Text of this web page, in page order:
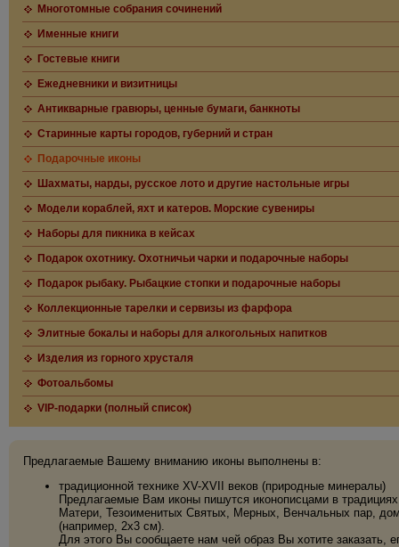
Многотомные собрания сочинений
Именные книги
Гостевые книги
Ежедневники и визитницы
Антикварные гравюры, ценные бумаги, банкноты
Старинные карты городов, губерний и стран
Подарочные иконы
Шахматы, нарды, русское лото и другие настольные игры
Модели кораблей, яхт и катеров. Морские сувениры
Наборы для пикника в кейсах
Подарок охотнику. Охотничьи чарки и подарочные наборы
Подарок рыбаку. Рыбацкие стопки и подарочные наборы
Коллекционные тарелки и сервизы из фарфора
Элитные бокалы и наборы для алкогольных напитков
Изделия из горного хрусталя
Фотоальбомы
VIP-подарки (полный список)
Предлагаемые Вашему вниманию иконы выполнены в:
традиционной технике XV-XVII веков (природные минералы)
Предлагаемые Вам иконы пишутся иконописцами в
Матери, Тезоименитых Святых, Мерных, Венчальных пар,
(например, 2х3 см).
Для этого Вы сообщаете нам чей образ Вы хотите заказать,